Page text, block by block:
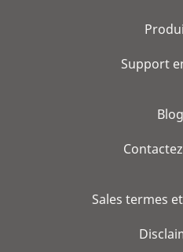
Support
Blog
Sales termes